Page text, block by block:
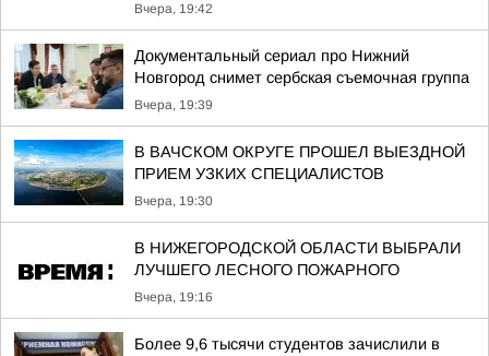
Вчера, 19:42
Документальный сериал про Нижний
Новгород снимет сербская съемочная группа
Вчера, 19:39
В ВАЧСКОМ ОКРУГЕ ПРОШЕЛ ВЫЕЗДНОЙ
ПРИЕМ УЗКИХ СПЕЦИАЛИСТОВ
Вчера, 19:30
В НИЖЕГОРОДСКОЙ ОБЛАСТИ ВЫБРАЛИ
ЛУЧШЕГО ЛЕСНОГО ПОЖАРНОГО
Вчера, 19:16
Более 9,6 тысячи студентов зачислили в